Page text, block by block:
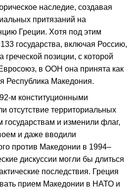
наследие, создавая
притязаний на
Греции. Хотя под этим
государства, включая Россию,
позиции, с которой
в ООН она принята как
Республика Македония.
м конституционными
отсутствие территориальных
государствам и изменили флаг,
и даже вводили
против Македонии в 1994–
дискуссии могли бы длиться
последствия. Греция
прием Македонии в НАТО и